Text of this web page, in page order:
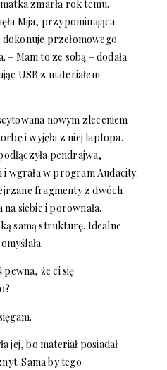
zmarła rok temu.
Mija, przypominająca
przełomowego
– Mam to ze sobą – dodała
USB z materiałem
nowym zleceniem
i wyjęła z niej laptopa.
pendrajwa,
wgrała w program Audacity.
fragmenty z dwóch
na siebie i porównała.
samą strukturę. Idealne
pewna, że ci się
jej, bo materiał posiadał
Sama by tego